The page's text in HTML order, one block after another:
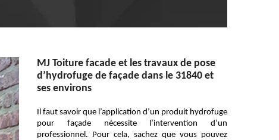
MJ Toiture facade et les travaux de pose
d’hydrofuge de façade dans le 31840 et
ses environs
Il faut savoir que l’application d’un produit hydrofuge
pour façade nécessite l’intervention d’un
professionnel. Pour cela, sachez que vous pouvez